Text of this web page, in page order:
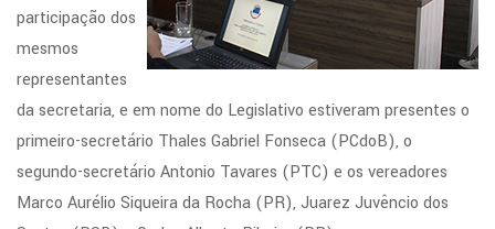
participação dos
mesmos
representantes
da secretaria, e em nome do Legislativo estiveram presentes o
primeiro-secretário Thales Gabriel Fonseca (PCdoB), o
segundo-secretário Antonio Tavares (PTC) e os vereadores
Marco Aurélio Siqueira da Rocha (PR), Juarez Juvêncio dos